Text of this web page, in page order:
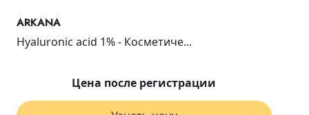
ARKANA
Hyaluronic acid 1% - Косметиче...
Цена после регистрации